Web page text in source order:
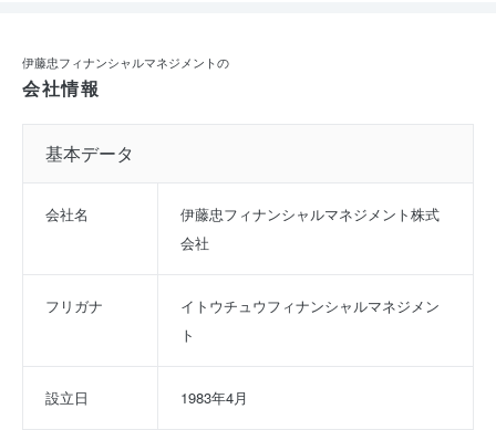
伊藤忠フィナンシャルマネジメントの
会社情報
基本データ
会社名
伊藤忠フィナンシャルマネジメント株式
会社
フリガナ
イトウチュウフィナンシャルマネジメン
ト
設立日 1983年4月